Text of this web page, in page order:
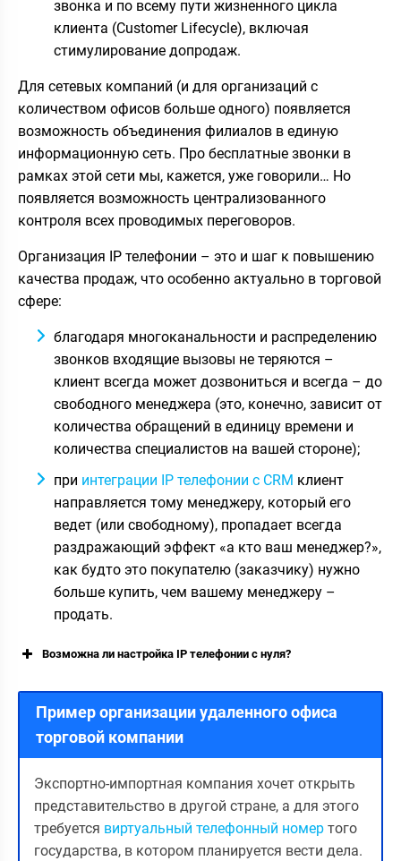
звонка и по всему пути жизненного цикла
клиента (Customer Lifecycle), включая
стимулирование допродаж.
Для сетевых компаний (и для организаций с
количеством офисов больше одного) появляется
возможность объединения филиалов в единую
информационную сеть. Про бесплатные звонки в
рамках этой сети мы, кажется, уже говорили… Но
появляется возможность централизованного
контроля всех проводимых переговоров.
Организация IP телефонии – это и шаг к повышению
качества продаж, что особенно актуально в торговой
сфере:
благодаря многоканальности и распределению
звонков входящие вызовы не теряются –
клиент всегда может дозвониться и всегда – до
свободного менеджера (это, конечно, зависит от
количества обращений в единицу времени и
количества специалистов на вашей стороне);
при интеграции IP телефонии с CRM клиент
направляется тому менеджеру, который его
ведет (или свободному), пропадает всегда
раздражающий эффект «а кто ваш менеджер?»,
как будто это покупателю (заказчику) нужно
больше купить, чем вашему менеджеру –
продать.
Возможна ли настройка IP телефонии с нуля?
Пример организации удаленного офиса
торговой компании
Экспортно-импортная компания хочет открыть
представительство в другой стране, а для этого
требуется виртуальный телефонный номер того
государства, в котором планируется вести дела.